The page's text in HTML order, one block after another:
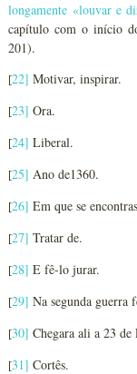
longamente «louvar e
capítulo com o início
201).
[22] Motivar, inspirar.
[23] Ora.
[24] Liberal.
[25] Ano de1360.
[26] Em que se
[27] Tratar de.
[28] E fê-lo jurar.
[29] Na segunda guerra
[30] Chegara ali a 23
[31] Cortês.